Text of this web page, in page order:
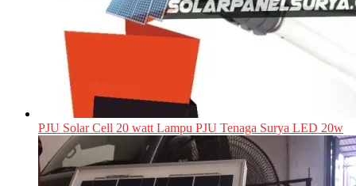
PJU Solar Cell 20 watt Lampu PJU Tenaga Surya LED 20w